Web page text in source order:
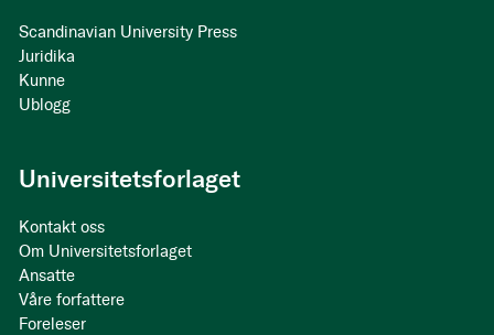
Scandinavian University Press
Juridika
Kunne
Ublogg
Universitetsforlaget
Kontakt oss
Om Universitetsforlaget
Ansatte
Våre forfattere
Foreleser